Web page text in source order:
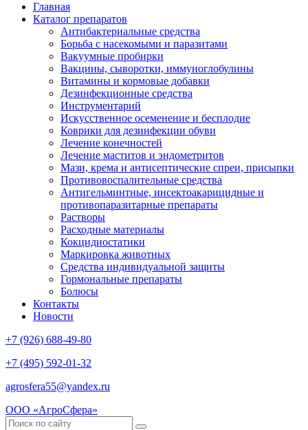
Главная
Каталог препаратов
Антибактериальные средства
Борьба с насекомыми и паразитами
Вакуумные пробирки
Вакцины, сыворотки, иммуноглобулины
Витамины и кормовые добавки
Дезинфекционные средства
Инструментарий
Искусственное осеменение и бесплодие
Коврики для дезинфекции обуви
Лечение конечностей
Лечение маститов и эндометритов
Мази, крема и антисептические спреи, присыпки
Противовоспалительные средства
Антигельминтные, инсектоакарицидные и
противопаразитарные препараты
Растворы
Расходные материалы
Кокцидиостатики
Маркировка животных
Средства индивидуальной защиты
Гормональные препараты
Болюсы
Контакты
Новости
+7 (926) 688-49-80
+7 (495) 592-01-32
agrosfera55@yandex.ru
ООО «АгроСфера»